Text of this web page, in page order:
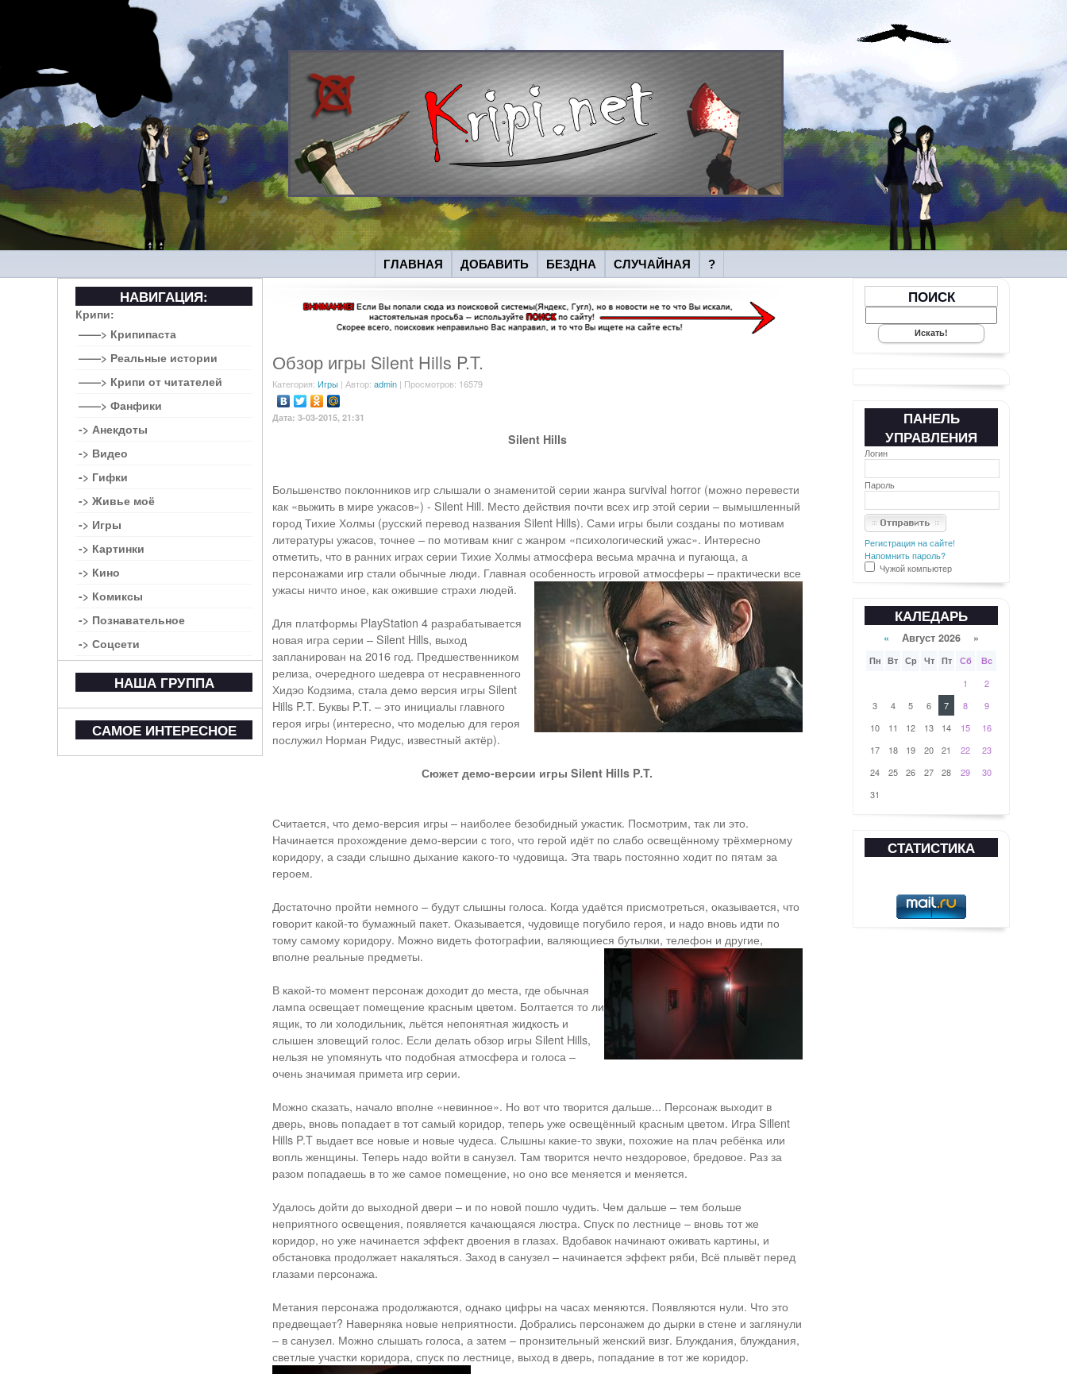
ГЛАВНАЯ ДОБАВИТЬ БЕЗДНА СЛУЧАЙНАЯ ?
Обзор игры Silent Hills P.T.
Категория: Игры| Автор: admin| Просмотров: 16579
Дата: 3-03-2015, 21:31
Silent Hills
Большенство поклонников игр слышали о знаменитой серии жанра survival horror (можно перевести
как «выжить в мире ужасов») - Silent Hill. Место действия почти всех игр этой серии – вымышленный
город Тихие Холмы (русский перевод названия Silent Hills). Сами игры были созданы по мотивам
литературы ужасов, точнее – по мотивам книг с жанром «психологический ужас». Интересно
отметить, что в ранних играх серии Тихие Холмы атмосфера весьма мрачна и пугающа, а
персонажами игр стали обычные люди. Главная особенность игровой атмосферы – практически все
ужасы ничто иное, как ожившие страхи людей.
Для платформы PlayStation 4 разрабатывается
новая игра серии – Silent Hills, выход
запланирован на 2016 год. Предшественником
релиза, очередного шедевра от несравненного
Хидэо Кодзима, стала демо версия игры Silent
Hills P.T. Буквы P.T. – это инициалы главного
героя игры (интересно, что моделью для героя
послужил Норман Ридус, известный актёр).
Сюжет демо-версии игры Silent Hills P.T.
Считается, что демо-версия игры – наиболее безобидный ужастик. Посмотрим, так ли это.
Начинается прохождение демо-версии с того, что герой идёт по слабо освещённому трёхмерному
коридору, а сзади слышно дыхание какого-то чудовища. Эта тварь постоянно ходит по пятам за
героем.
Достаточно пройти немного – будут слышны голоса. Когда удаётся присмотреться, оказывается, что
говорит какой-то бумажный пакет. Оказывается, чудовище погубило героя, и надо вновь идти по
тому самому коридору. Можно видеть фотографии, валяющиеся бутылки, телефон и другие,
вполне реальные предметы.
В какой-то момент персонаж доходит до места, где обычная
лампа освещает помещение красным цветом. Болтается то ли
ящик, то ли холодильник, льётся непонятная жидкость и
слышен зловещий голос. Если делать обзор игры Silent Hills,
нельзя не упомянуть что подобная атмосфера и голоса –
очень значимая примета игр серии.
Можно сказать, начало вполне «невинное». Но вот что творится дальше... Персонаж выходит в
дверь, вновь попадает в тот самый коридор, теперь уже освещённый красным цветом. Игра Sillent
Hills P.T выдает все новые и новые чудеса. Слышны какие-то звуки, похожие на плач ребёнка или
вопль женщины. Теперь надо войти в санузел. Там творится нечто нездоровое, бредовое. Раз за
разом попадаешь в то же самое помещение, но оно все меняется и меняется.
Удалось дойти до выходной двери – и по новой пошло чудить. Чем дальше – тем больше
неприятного освещения, появляется качающаяся люстра. Спуск по лестнице – вновь тот же
коридор, но уже начинается эффект двоения в глазах. Вдобавок начинают оживать картины, и
обстановка продолжает накаляться. Заход в санузел – начинается эффект ряби, Всё плывёт перед
глазами персонажа.
Метания персонажа продолжаются, однако цифры на часах меняются. Появляются нули. Что это
предвещает? Наверняка новые неприятности. Добрались персонажем до дырки в стене и заглянули
– в санузел. Можно слышать голоса, а затем – пронзительный женский визг. Блуждания, блуждания,
светлые участки коридора, спуск по лестнице, выход в дверь, попадание в тот же коридор.
НАВИГАЦИЯ:
Крипи:
——> Крипипаста
——> Реальные истории
——> Крипи от читателей
——> Фанфики
-> Анекдоты
-> Видео
-> Гифки
-> Живье моё
-> Игры
-> Картинки
-> Кино
-> Комиксы
-> Познавательное
-> Соцсети
НАША ГРУППА
САМОЕ ИНТЕРЕСНОЕ
ПОИСК
ПАНЕЛЬ
УПРАВЛЕНИЯ
Логин
Пароль
Регистрация на сайте!
Напомнить пароль?
Чужой компьютер
КАЛЕДАРЬ
« Август 2026 »
Пн Вт Ср Чт Пт Сб Вс
1
2
3
4 5 6 7 8
9
10
11 12 13 14 15
16
17
18 19 20 21 22
23
24
25 26 27 28 29
30
31
СТАТИСТИКА